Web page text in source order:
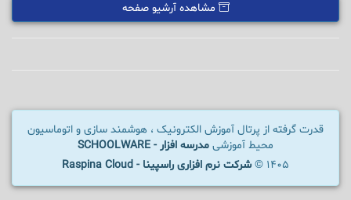
مشاهده آرشیو صفحه
قدرت گرفته از پرتال آموزش الکترونیک ، هوشمند سازی و اتوماسیون
محیط آموزشی مدرسه افزار - SCHOOLWARE
1405 ©
شرکت نرم افزاری راسپینا - Raspina Cloud